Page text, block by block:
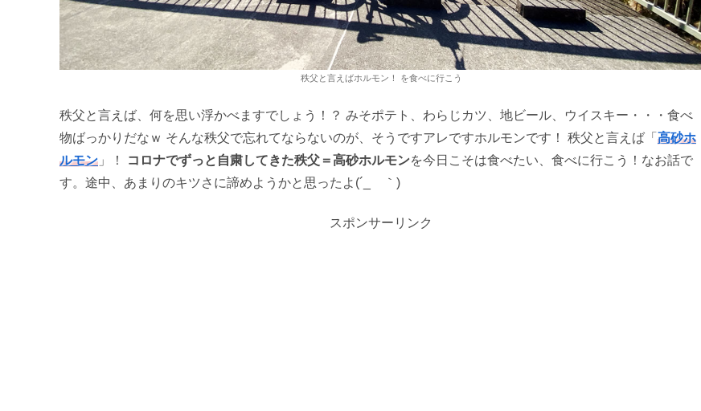
秩父と言えばホルモン！ を食べに行こう
秩父と言えば、何を思い浮かべますでしょう！？ みそポテト、わらじカツ、地ビール、ウイスキー・・・食べ
物ばっかりだなｗ そんな秩父で忘れてならないのが、そうですアレですホルモンです！ 秩父と言えば「 高砂ホ
ルモン 」！ コロナでずっと自粛してきた秩父＝高砂ホルモンを今日こそは食べたい、食べに行こう！なお話で
す。途中、あまりのキツさに諦めようかと思ったよ(´_ゝ｀)
スポンサーリンク